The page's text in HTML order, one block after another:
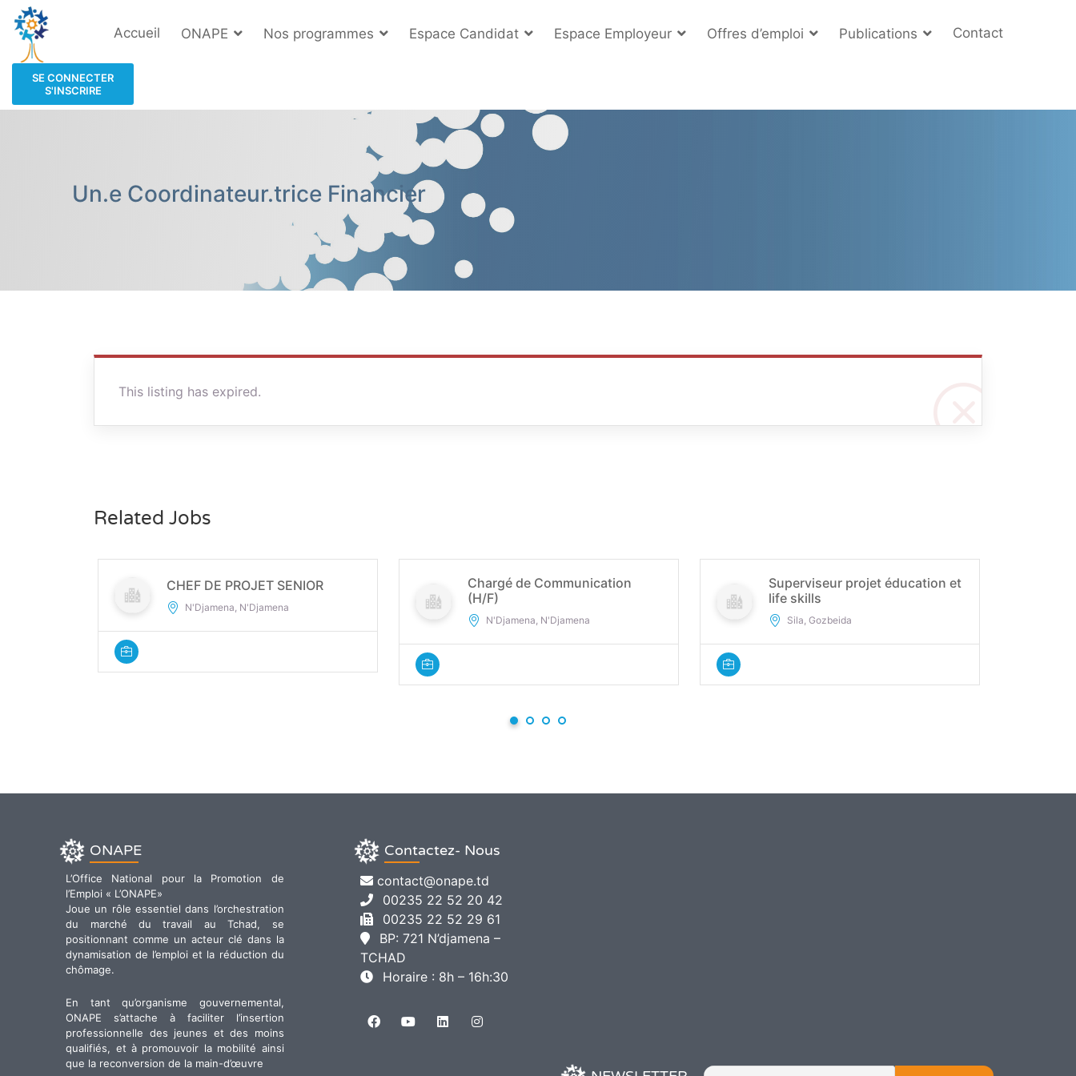
Accueil ONAPE Nos programmes Espace Candidat Espace Employeur Offres d’emploi Publications Contact
SE CONNECTER
S'INSCRIRE
Un.e Coordinateur.trice Financier
This listing has expired.
Related Jobs
CHEF DE PROJET SENIOR
N'Djamena, N'Djamena
Chargé de Communication
(H/F)
N'Djamena, N'Djamena
Superviseur projet éducation et
life skills
Sila, Gozbeida
ONAPE
L’Office National pour la Promotion de
l’Emploi « L’ONAPE»
Joue un rôle essentiel dans l’orchestration
du marché du travail au Tchad, se
positionnant comme un acteur clé dans la
dynamisation de l’emploi et la réduction du
chômage.
En tant qu’organisme gouvernemental,
ONAPE s’attache à faciliter l’insertion
professionnelle des jeunes et des moins
qualifiés, et à promouvoir la mobilité ainsi
que la reconversion de la main-d’œuvre
Contactez- Nous
contact@onape.td
00235 22 52 20 42
00235 22 52 29 61
BP: 721 N’djamena –
TCHAD
Horaire : 8h – 16h:30